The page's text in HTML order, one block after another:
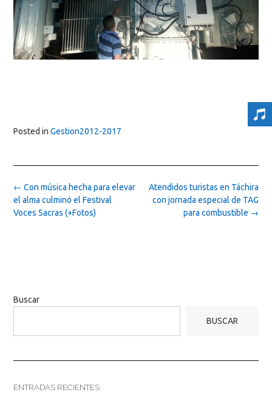
Posted in Gestion2012-2017
Post
navigation
Atendidos turistas en Táchira
con jornada especial de TAG
para combustible →
← Con música hecha para elevar
el alma culminó el Festival
Voces Sacras (+Fotos)
Buscar
BUSCAR
ENTRADAS RECIENTES